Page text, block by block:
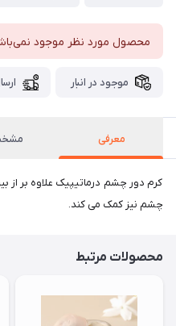
محصول مورد نظر موجود
موجود در انبار
معرفی
کرم دور چشم درماتیپیک علاوه بر
چشم نیز کمک می کند.
محصولات مرتبط